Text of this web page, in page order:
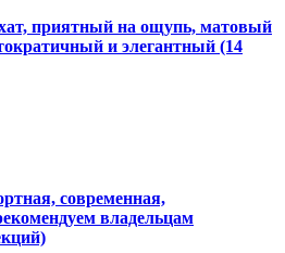
приятный на ощупь, матовый
и элегантный (14
современная,
владельцам